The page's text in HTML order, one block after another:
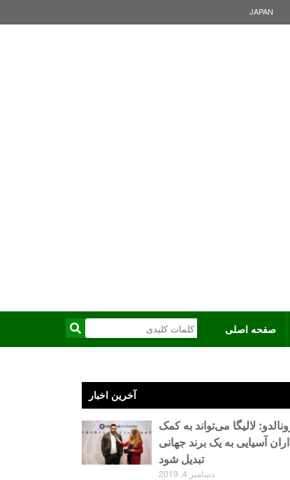
JAPAN
صفحه اصلی
آخرین اخبار
لالیگا می‌تواند به کمک
آسیایی به یک برند جهانی
تبدیل شود
دسامبر 4, 2019